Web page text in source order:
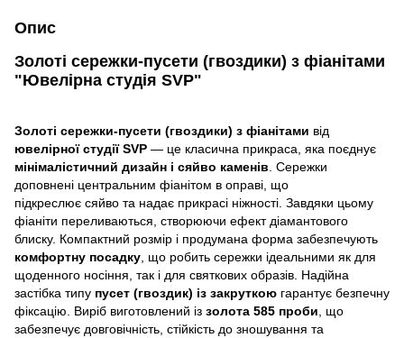
Опис
Золоті сережки-пусети (гвоздики) з фіанітами
"Ювелірна студія SVP"
Золоті сережки-пусети (гвоздики) з фіанітами від
ювелірної студії SVP — це класична прикраса, яка поєднує
мінімалістичний дизайн і сяйво каменів. Сережки
доповнені центральним фіанітом в оправі, що
підкреслює сяйво та надає прикрасі ніжності. Завдяки цьому
фіаніти переливаються, створюючи ефект діамантового
блиску. Компактний розмір і продумана форма забезпечують
комфортну посадку, що робить сережки ідеальними як для
щоденного носіння, так і для святкових образів. Надійна
застібка типу пусет (гвоздик) із закруткою гарантує безпечну
фіксацію. Виріб виготовлений із золота 585 проби, що
забезпечує довговічність, стійкість до зношування та